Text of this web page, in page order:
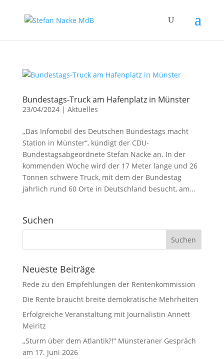
Bundestags-Truck am Hafenplatz in Münster
23/04/2024| Aktuelles
„Das Infomobil des Deutschen Bundestags macht
Station in Münster“, kündigt der CDU-
Bundestagsabgeordnete Stefan Nacke an. In der
kommenden Woche wird der 17 Meter lange und 26
Tonnen schwere Truck, mit dem der Bundestag
jährlich rund 60 Orte in Deutschland besucht, am...
Suchen
Neueste Beiträge
Rede zu den Empfehlungen der Rentenkommission
Die Rente braucht breite demokratische Mehrheiten
Erfolgreiche Veranstaltung mit Journalistin Annett
Meiritz
„Sturm über dem Atlantik?!“ Münsteraner Gespräch
am 17. Juni 2026